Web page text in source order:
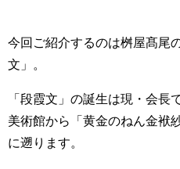
今回ご紹介するのは桝屋髙尾
文」。
「段霞文」の誕生は現・会長
美術館から「黄金のねん金袱
に遡ります。